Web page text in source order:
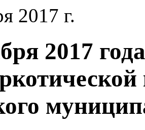
2017 г.
2017